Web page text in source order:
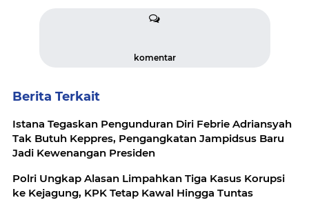
komentar
Berita Terkait
Istana Tegaskan Pengunduran Diri Febrie Adriansyah
Tak Butuh Keppres, Pengangkatan Jampidsus Baru
Jadi Kewenangan Presiden
Polri Ungkap Alasan Limpahkan Tiga Kasus Korupsi
ke Kejagung, KPK Tetap Kawal Hingga Tuntas